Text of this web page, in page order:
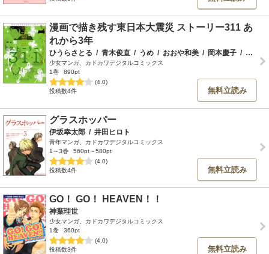
漫画で描き残す東日本大震災 ストーリー311 あ
れから3年
ひうらさとる / 青木俊直 / うめ / おおや和美 / 岡本慶子 /
少女マンガ、カドカワデジタルコミックス
1巻
890pt
(4.0)
投稿数4件
無料立読み
グラスホッパー
伊坂幸太郎 / 井田ヒロト
青年マンガ、カドカワデジタルコミックス
1～3巻
560pt～580pt
(4.0)
投稿数4件
無料立読み
GO！ GO！ HEAVEN！！
神葉理世
少女マンガ、カドカワデジタルコミックス
1巻
360pt
(4.0)
投稿数3件
無料立読み